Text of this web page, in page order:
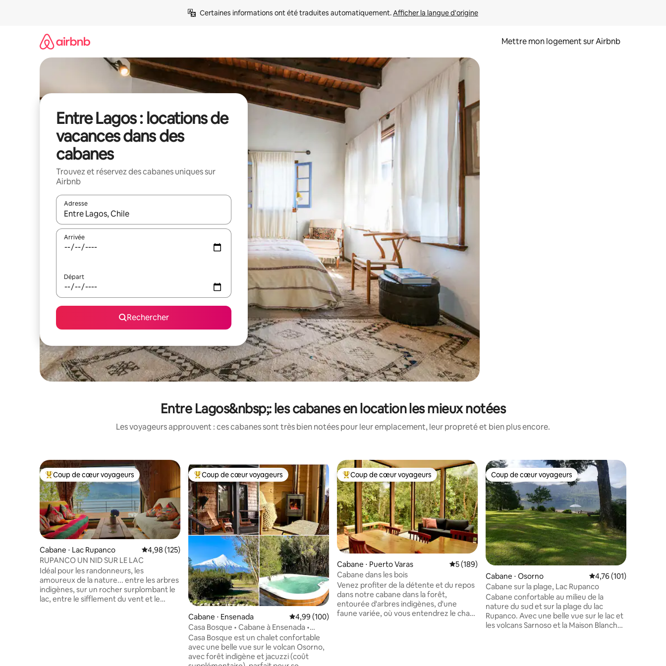
Certaines informations ont été traduites automatiquement. Afficher la langue d'origine
Mettre mon logement sur Airbnb
Entre Lagos : locations de
vacances dans des
cabanes
Trouvez et réservez des cabanes uniques sur
Airbnb
Adresse
Lorsque les résultats s'affichent, utilisez les flèches vers le haut et vers le bas pour les parcourir ou en appuyant et en faisant glisser.
Arrivée
Départ
Rechercher
Entre Lagos&nbsp;: les cabanes en location les mieux notées
Les voyageurs approuvent : ces cabanes sont très bien notées pour leur emplacement, leur propreté et bien plus encore.
Coups de cœur voyageurs les plus appréciés
Coup de cœur voyageurs
Cabane ⋅ Lac Rupanco Évaluation moyenne sur la base de 125 commentaires : 4,98 sur 5
4,98 (125)
RUPANCO UN NID SUR LE LAC
Idéal pour les randonneurs, les
amoureux de la nature... entre les arbres
indigènes, sur un rocher surplombant le
lac, entre le sifflement du vent et le
Coups de cœur voyageurs les plus appréciés
Coup de cœur voyageurs
Cabane ⋅ Ensenada Évaluation moyenne sur la base de 100 commentaires : 4,99 sur 5
4,99 (100)
Casa Bosque • Cabane à Ensenada •
Puerto Varas
Casa Bosque est un chalet confortable
avec une belle vue sur le volcan Osorno,
avec forêt indigène et jacuzzi (coût
Coups de cœur voyageurs les plus appréciés
Coup de cœur voyageurs
Cabane ⋅ Puerto Varas Évaluation moyenne sur la base de 189 commentaires : 5 sur 5
5 (189)
Cabane dans les bois
Venez profiter de la détente et du repos
dans notre cabane dans la forêt,
entourée d'arbres indigènes, d'une
faune variée, où vous entendrez le chant
Coup de cœur voyageurs
Coup de cœur voyageurs
Cabane ⋅ Osorno Évaluation moyenne
4,76 (101)
Cabane sur la plage, Lac Rupanco
Cabane confortable au milieu de la
nature du sud et sur la plage du lac
Rupanco. Avec une belle vue sur le lac et
les volcans Sarnoso et la Maison Blanche,